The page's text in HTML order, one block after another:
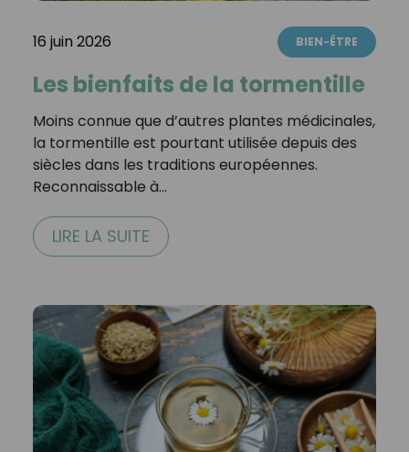
16 juin 2026 BIEN-ÊTRE
Les bienfaits de la tormentille
Moins connue que d’autres plantes médicinales,
la tormentille est pourtant utilisée depuis des
siècles dans les traditions européennes.
Reconnaissable à…
LIRE LA SUITE